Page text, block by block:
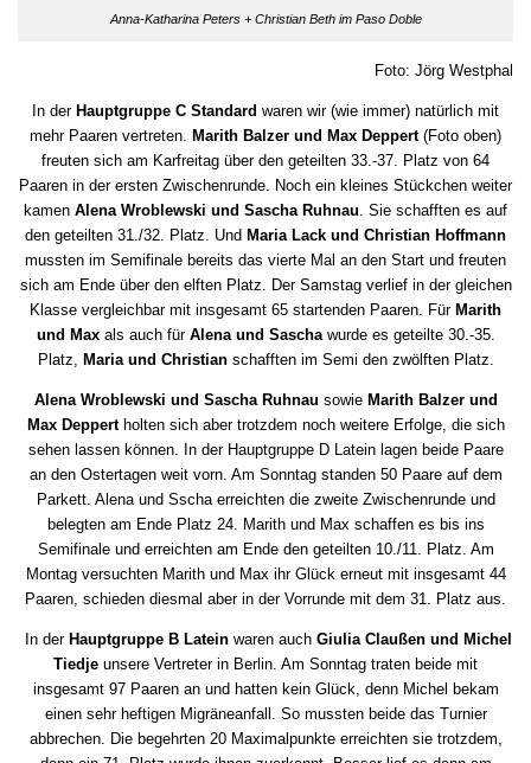
Anna-Katharina Peters + Christian Beth im Paso Doble
Foto: Jörg Westphal
In der Hauptgruppe C Standard waren wir (wie immer) natürlich mit
mehr Paaren vertreten.
Marith Balzer und Max Deppert(Foto oben)
freuten sich am Karfreitag über den geteilten 33.-37. Platz von 64
Paaren in der ersten Zwischenrunde. Noch ein kleines Stückchen weiter
kamen Alena Wroblewski und Sascha Ruhnau . Sie schafften es auf
den geteilten 31./32. Platz. Und Maria Lack und Christian Hoffmann
mussten im Semifinale bereits das vierte Mal an den Start und freuten
sich am Ende über den elften Platz. Der Samstag verlief in der gleichen
Klasse vergleichbar mit insgesamt 65 startenden Paaren. Für Marith
und Maxals auch für Alena und Saschawurde es geteilte 30.-35.
Platz,
Maria und Christianschafften im Semi den zwölften Platz.
Alena Wroblewski und Sascha Ruhnau sowie Marith Balzer und
Max Deppertholten sich aber trotzdem noch weitere Erfolge, die sich
sehen lassen können. In der Hauptgruppe D Latein lagen beide Paare
an den Ostertagen weit vorn. Am Sonntag standen 50 Paare auf dem
Parkett. Alena und Sscha erreichten die zweite Zwischenrunde und
belegten am Ende Platz 24. Marith und Max schaffen es bis ins
Semifinale und erreichten am Ende den geteilten 10./11. Platz. Am
Montag versuchten Marith und Max ihr Glück erneut mit insgesamt 44
Paaren, schieden diesmal aber in der Vorrunde mit dem 31. Platz aus.
In der Hauptgruppe B Lateinwaren auch Giulia Claußen und Michel
Tiedje unsere Vertreter in Berlin. Am Sonntag traten beide mit
insgesamt 97 Paaren an und hatten kein Glück, denn Michel bekam
einen sehr heftigen Migräneanfall. So mussten beide das Turnier
abbrechen. Die begehrten 20 Maximalpunkte erreichten sie trotzdem,